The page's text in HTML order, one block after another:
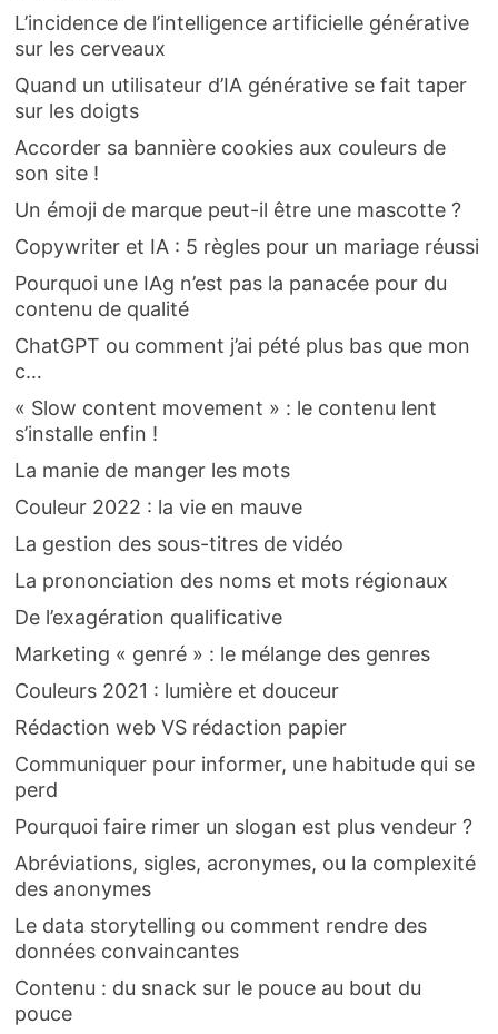
L’incidence de l’intelligence artificielle générative
sur les cerveaux
Quand un utilisateur d’IA générative se fait taper
sur les doigts
Accorder sa bannière cookies aux couleurs de
son site !
Un émoji de marque peut-il être une mascotte ?
Copywriter et IA : 5 règles pour un mariage réussi
Pourquoi une IAg n’est pas la panacée pour du
contenu de qualité
ChatGPT ou comment j’ai pété plus bas que mon
c…
« Slow content movement » : le contenu lent
s’installe enfin !
La manie de manger les mots
Couleur 2022 : la vie en mauve
La gestion des sous-titres de vidéo
La prononciation des noms et mots régionaux
De l’exagération qualificative
Marketing « genré » : le mélange des genres
Couleurs 2021 : lumière et douceur
Rédaction web VS rédaction papier
Communiquer pour informer, une habitude qui se
perd
Pourquoi faire rimer un slogan est plus vendeur ?
Abréviations, sigles, acronymes, ou la complexité
des anonymes
Le data storytelling ou comment rendre des
données convaincantes
Contenu : du snack sur le pouce au bout du
pouce